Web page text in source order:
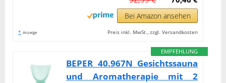
Bei Amazon ansehen
* Anzeige Preis inkl. MwSt., zzgl. Versandkosten
EMPFEHLUNG
BEPER 40.967N Gesichtssauna
und Aromatherapie mit 2